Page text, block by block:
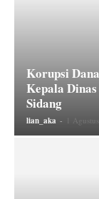
Korupsi
Kepala
Sidang
lian_aka - 1